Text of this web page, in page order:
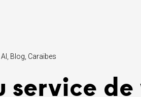
Blog Caraïbes
service